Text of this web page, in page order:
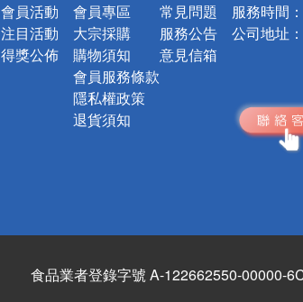
會員活動
注目活動
得獎公佈
會員專區
大宗採購
購物須知
會員服務條款
隱私權政策
退貨須知
常見問題
服務公告
意見信箱
服務時間：
公司地址：
食品業者登錄字號 A-122662550-00000-6